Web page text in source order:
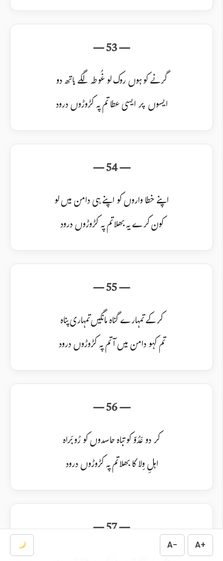
A− A+
گرنے کو ہوں روک لو غُوطہ لگے ہاتھ دو
ایسوں پر ایسی عطا تم پہ کڑوڑوں درود
اپنے خطا واروں کو اپنے ہی دامن میں لو
کون کرے یہ بھلا تم پہ کڑوڑوں درود
کرکے تمہارے گناہ مانگیں تمہاری پناہ
تم کہو دامن میں آ تم پہ کڑوڑوں درود
کر دو عَدُوّ کو تباہ حاسدوں کو رُو بَراہ
اہلِ وِلا کا بھلا تم پہ کڑوڑوں درود